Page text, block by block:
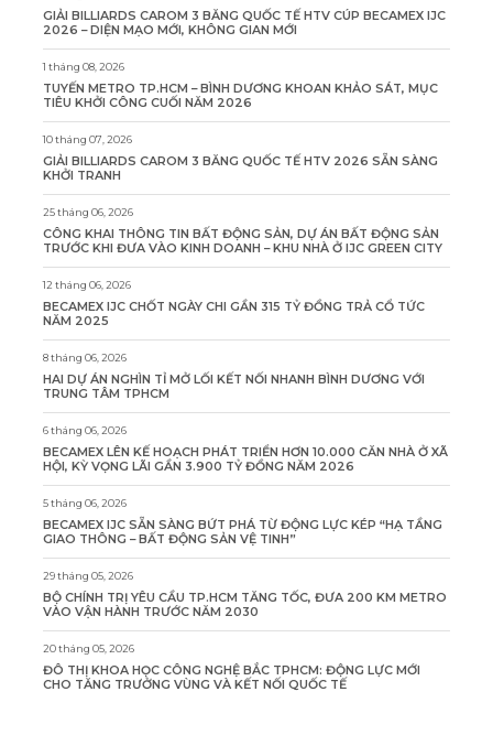
GIẢI BILLIARDS CAROM 3 BĂNG QUỐC TẾ HTV CÚP BECAMEX IJC
2026 – DIỆN MẠO MỚI, KHÔNG GIAN MỚI
1 tháng 08, 2026
TUYẾN METRO TP.HCM – BÌNH DƯƠNG KHOAN KHẢO SÁT, MỤC
TIÊU KHỞI CÔNG CUỐI NĂM 2026
10 tháng 07, 2026
GIẢI BILLIARDS CAROM 3 BĂNG QUỐC TẾ HTV 2026 SẴN SÀNG
KHỞI TRANH
25 tháng 06, 2026
CÔNG KHAI THÔNG TIN BẤT ĐỘNG SẢN, DỰ ÁN BẤT ĐỘNG SẢN
TRƯỚC KHI ĐƯA VÀO KINH DOANH – KHU NHÀ Ở IJC GREEN CITY
12 tháng 06, 2026
BECAMEX IJC CHỐT NGÀY CHI GẦN 315 TỶ ĐỒNG TRẢ CỔ TỨC
NĂM 2025
8 tháng 06, 2026
HAI DỰ ÁN NGHÌN TỈ MỞ LỐI KẾT NỐI NHANH BÌNH DƯƠNG VỚI
TRUNG TÂM TPHCM
6 tháng 06, 2026
BECAMEX LÊN KẾ HOẠCH PHÁT TRIỂN HƠN 10.000 CĂN NHÀ Ở XÃ
HỘI, KỲ VỌNG LÃI GẦN 3.900 TỶ ĐỒNG NĂM 2026
5 tháng 06, 2026
BECAMEX IJC SẴN SÀNG BỨT PHÁ TỪ ĐỘNG LỰC KÉP “HẠ TẦNG
GIAO THÔNG – BẤT ĐỘNG SẢN VỆ TINH”
29 tháng 05, 2026
BỘ CHÍNH TRỊ YÊU CẦU TP.HCM TĂNG TỐC, ĐƯA 200 KM METRO
VÀO VẬN HÀNH TRƯỚC NĂM 2030
20 tháng 05, 2026
ĐÔ THỊ KHOA HỌC CÔNG NGHỆ BẮC TPHCM: ĐỘNG LỰC MỚI
CHO TĂNG TRƯỞNG VÙNG VÀ KẾT NỐI QUỐC TẾ